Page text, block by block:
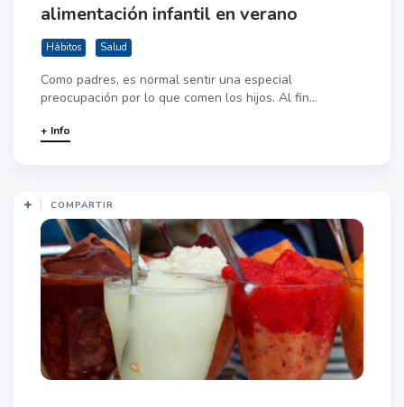
alimentación infantil en verano
Hábitos Salud
Como padres, es normal sentir una especial
preocupación por lo que comen los hijos. Al fin...
+ Info
COMPARTIR